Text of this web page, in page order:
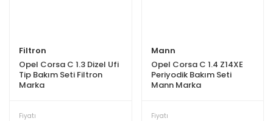
Filtron
Opel Corsa C 1.3 Dizel Ufi
Tip Bakım Seti Filtron
Marka
Fiyatı
Mann
Opel Corsa C 1.4 Z14XE
Periyodik Bakım Seti
Mann Marka
Fiyatı